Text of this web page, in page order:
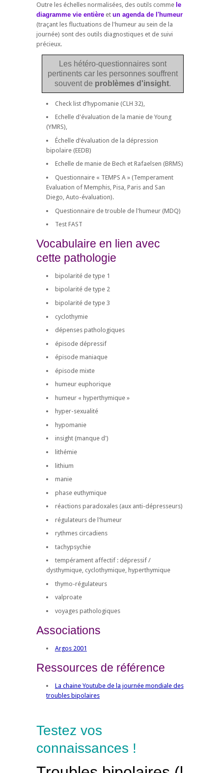
Outre les échelles normalisées, des outils comme le
diagramme vie entière et un agenda de l'humeur
(traçant les fluctuations de l'humeur au sein de la
journée) sont des outils diagnostiques et de suivi
précieux.
Les hétéro-questionnaires sont
pertinents car les personnes souffrent
souvent de problèmes d'insight.
Check list d’hypomanie (CLH 32),
Echelle d'évaluation de la manie de Young
(YMRS),
Échelle d’évaluation de la dépression
bipolaire (EEDB)
Echelle de manie de Bech et Rafaelsen (BRMS)
Questionnaire « TEMPS A » (Temperament
Evaluation of Memphis, Pisa, Paris and San
Diego, Auto-évaluation).
Questionnaire de trouble de l'humeur (MDQ)
Test FAST
Vocabulaire en lien avec
cette pathologie
bipolarité de type 1
bipolarité de type 2
bipolarité de type 3
cyclothymie
dépenses pathologiques
épisode dépressif
épisode maniaque
épisode mixte
humeur euphorique
humeur « hyperthymique »
hyper-sexualité
hypomanie
insight (manque d')
lithémie
lithium
manie
phase euthymique
réactions paradoxales (aux anti-dépresseurs)
régulateurs de l'humeur
rythmes circadiens
tachypsychie
tempérament affectif : dépressif /
dysthymique, cyclothymique, hyperthymique
thymo-régulateurs
valproate
voyages pathologiques
Associations
Argos 2001
Ressources de référence
La chaine Youtube de la journée mondiale des
troubles bipolaires
Testez vos
connaissances !